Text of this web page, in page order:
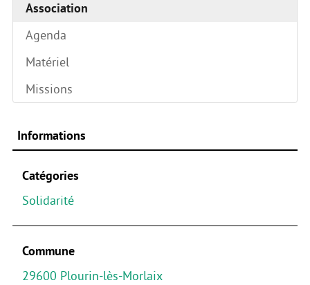
Association
Agenda
Matériel
Missions
Informations
Catégories
Solidarité
Commune
29600 Plourin-lès-Morlaix